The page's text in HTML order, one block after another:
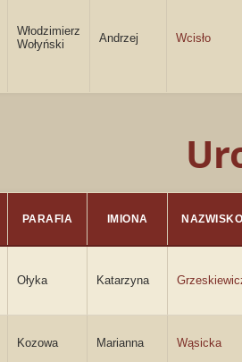
Włodzimierz
Wołyński
Andrzej Wcisło
PARAFIA IMIONA NAZWISKO
Ołyka Katarzyna
Kozowa Marianna Wąsicka